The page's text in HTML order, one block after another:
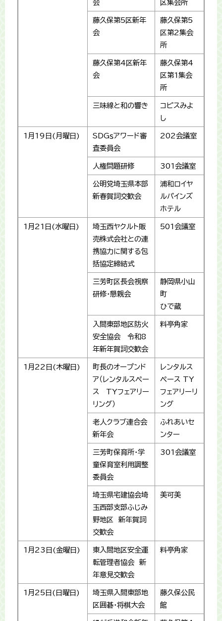
会 区集会所
藤久保第5区新年
会
藤久保第5
区第2集会
所
藤久保第4区新年
会
藤久保第4
区第1集会
所
三味線と和の響き
コピスみよ
し
1月19日(月曜日)
SDGｓアワード審
査委員会
202会議室
人権問題研修 301会議室
公明党埼玉県本部
新春賀詞交歓会
浦和ロイヤ
ルパインズ
ホテル
1月21日(水曜日)
埼玉西ヤクルト販
売株式会社との連
携協力に関する包
括協定締結式
501会議室
三芳町区長会視察
研修・懇親会
静岡県小山
町
ひで蔵
入間東部地区防火
安全協会 令和8
年新年賀詞交歓会
料亭角家
1月22日(木曜日)
町長のオープンド
ア（レンタルスペー
ス TYフェアリー
リング）
レンタルス
ペース TY
フェアリーリ
ング
老人クラブ連合会
新年会
ふれあいセ
ンター
三芳町保育所・学
童保育室利用調整
委員会
301会議室
埼玉県宅建協会埼
玉西部支部ふじみ
野地区 新年賀詞
交歓会
美可美
1月23日(金曜日)
東入間地区安全運
転管理者協会 新
年意見交歓会
料亭角家
1月25日(日曜日)
埼玉県入間東部地
区囲碁・将棋大会
藤久保公民
館